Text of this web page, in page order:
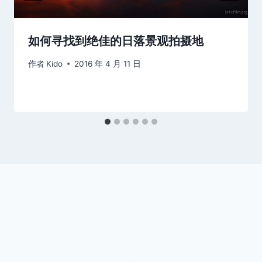
如何寻找到绝佳的日落景观拍摄地
作者 Kido 2016 年 4 月 11 日